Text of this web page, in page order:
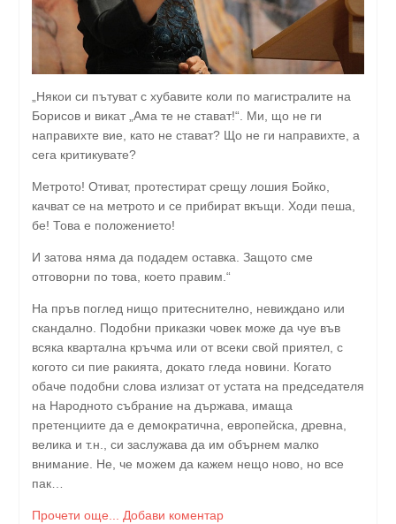
„Някои си пътуват с хубавите коли по магистралите на
Борисов и викат „Ама те не стават!“. Ми, що не ги
направихте вие, като не стават? Що не ги направихте, а
сега критикувате?
Метрото! Отиват, протестират срещу лошия Бойко,
качват се на метрото и се прибират вкъщи. Ходи пеша,
бе! Това е положението!
И затова няма да подадем оставка. Защото сме
отговорни по това, което правим.“
На пръв поглед нищо притеснително, невиждано или
скандално. Подобни приказки човек може да чуе във
всяка квартална кръчма или от всеки свой приятел, с
когото си пие ракията, докато гледа новини. Когато
обаче подобни слова излизат от устата на председателя
на Народното събрание на държава, имаща
претенциите да е демократична, европейска, древна,
велика и т.н., си заслужава да им обърнем малко
внимание. Не, че можем да кажем нещо ново, но все
пак…
Прочети още... Добави коментар